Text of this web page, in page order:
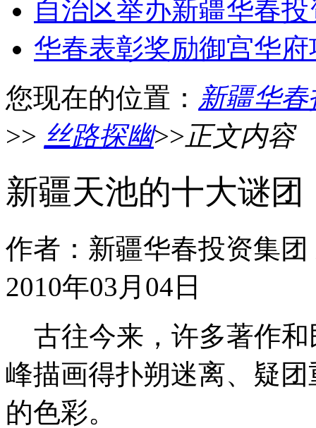
自治区举办新疆华春
华春表彰奖励御宫华
您现在的位置： 新疆华
>> 丝路探幽>>正文内容
新疆天池的十大谜团
作者：新疆华春投资集
2010年03月04日
古往今来，许多著作和
峰描画得扑朔迷离、疑
的色彩。